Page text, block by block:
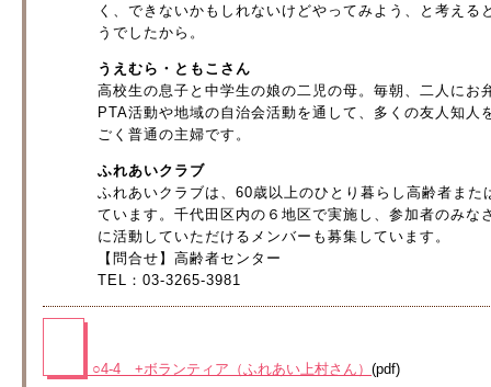
く、できないかもしれないけどやってみよう、と考え
うでしたから。
うえむら・ともこさん
高校生の息子と中学生の娘の二児の母。毎朝、二人にお
PTA活動や地域の自治会活動を通して、多くの友人知人
ごく普通の主婦です。
ふれあいクラブ
ふれあいクラブは、60歳以上のひとり暮らし高齢者ま
ています。千代田区内の６地区で実施し、参加者のみ
に活動していただけるメンバーも募集しています。
【問合せ】高齢者センター
TEL：03-3265-3981
○4-4 +ボランティア（ふれあい上村さん） (pdf)